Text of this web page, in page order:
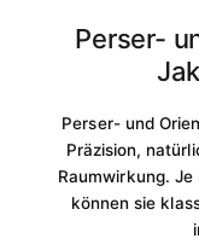
Perser-
Perser- und
Präzision,
Raumwirkung.
können sie